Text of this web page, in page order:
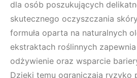
dla osób poszukujących
skutecznego oczyszczania
formuła oparta na naturalnych
ekstraktach roślinnych
odżywienie oraz wsparcie
Dzięki temu ograniczają ryzyko